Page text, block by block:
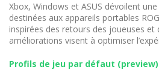
Xbox, Windows et ASUS dévoilent
destinées aux appareils portables
inspirées des retours des joueuses et
améliorations visent à optimiser
Profils de jeu par défaut (preview)